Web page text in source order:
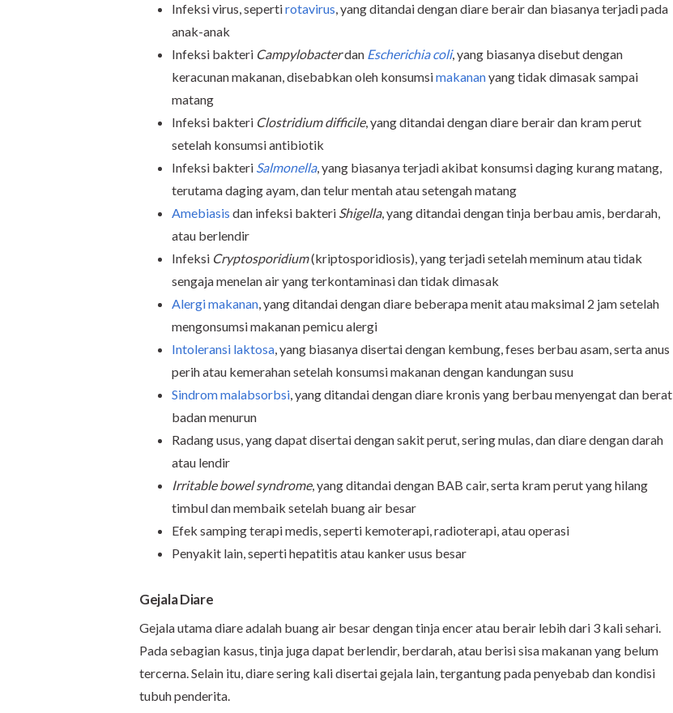
Infeksi virus, sepertirotavirus, yang ditandai dengan diare berair dan biasanya terjadi pada
anak-anak
Infeksi bakteri Campylobacterdan Escherichia coli, yang biasanya disebut dengan
keracunan makanan, disebabkan oleh konsumsimakananyang tidak dimasak sampai
matang
Infeksi bakteri Clostridium difficile, yang ditandai dengan diare berair dan kram perut
setelah konsumsi antibiotik
Infeksi bakteri Salmonella, yang biasanya terjadi akibat konsumsi daging kurang matang,
terutama daging ayam, dan telur mentah atau setengah matang
Amebiasis dan infeksi bakteri Shigella, yang ditandai dengan tinja berbau amis, berdarah,
atau berlendir
Infeksi Cryptosporidium(kriptosporidiosis), yang terjadi setelah meminum atau tidak
sengaja menelan air yang terkontaminasi dan tidak dimasak
Alergi makanan, yang ditandai dengan diare beberapa menit atau maksimal 2 jam setelah
mengonsumsi makanan pemicu alergi
Intoleransi laktosa, yang biasanya disertai dengan kembung, feses berbau asam, serta anus
perih atau kemerahan setelah konsumsi makanan dengan kandungan susu
Sindrom malabsorbsi, yang ditandai dengan diare kronis yang berbau menyengat dan berat
badan menurun
Radang usus, yang dapat disertai dengan sakit perut, sering mulas, dan diare dengan darah
atau lendir
Irritable bowel syndrome, yang ditandai dengan BAB cair, serta kram perut yang hilang
timbul dan membaik setelah buang air besar
Efek samping terapi medis, seperti kemoterapi, radioterapi, atau operasi
Penyakit lain, seperti hepatitis atau kanker usus besar
GejalaDiare
Gejala utama diare adalah buang air besar dengan tinja encer atau berair lebih dari 3 kali sehari.
Pada sebagian kasus, tinja juga dapat berlendir, berdarah, atau berisi sisa makanan yang belum
tercerna. Selain itu, diare sering kali disertai gejala lain, tergantung pada penyebab dan kondisi
tubuh penderita.